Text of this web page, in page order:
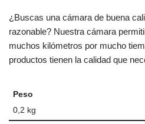
¿Buscas una cámara de buena
razonable? Nuestra cámara
muchos kilómetros por mucho
productos tienen la calidad que
Peso
0,2 kg